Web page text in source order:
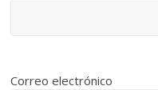
Correo electrónico